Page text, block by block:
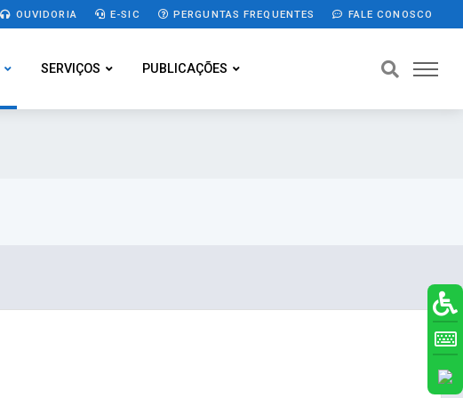
OUVIDORIA E-SIC PERGUNTAS FREQUENTES FALE CONOSCO
SERVIÇOS PUBLICAÇÕES